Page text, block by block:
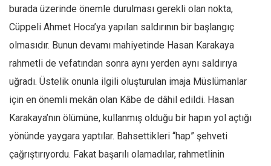
Bu Sayı
Tüm Sayılar
Kültür Sanat
Kitap
Karisi kitap sualleri
7 soruda bu hafta
Ekonomi
burada üzerinde önemle durulması gerekli olan nokta,
Cüppeli Ahmet Hoca’ya yapılan saldırının bir başlangıç
olmasıdır. Bunun devamı mahiyetinde Hasan Karakaya
rahmetli de vefatından sonra aynı yerden aynı saldırıya
uğradı. Üstelik onunla ilgili oluşturulan imaja Müslümanlar
için en önemli mekân olan Kâbe de dâhil edildi. Hasan
Karakaya’nın ölümüne, kullanmış olduğu bir hapın yol açtığı
yönünde yaygara yaptılar. Bahsettikleri “hap” şehveti
çağrıştırıyordu. Fakat başarılı olamadılar, rahmetlinin